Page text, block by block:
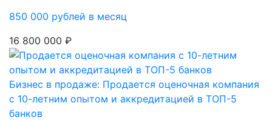
850 000 рублей в месяц
16 800 000 ₽
Бизнес в продаже: Продается оценочная компания
с 10-летним опытом и аккредитацией в ТОП-5
банков